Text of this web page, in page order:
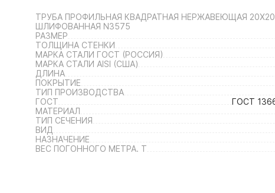
ТРУБА ПРОФИЛЬНАЯ КВАДРАТНАЯ НЕРЖАВЕЮЩАЯ
ШЛИФОВАННАЯ N3575
РАЗМЕР
ТОЛЩИНА СТЕНКИ
МАРКА СТАЛИ ГОСТ (РОССИЯ)
МАРКА СТАЛИ AISI (США)
ДЛИНА
ПОКРЫТИЕ
ТИП ПРОИЗВОДСТВА
ГОСТ
ГОСТ
МАТЕРИАЛ
ТИП СЕЧЕНИЯ
ВИД
НАЗНАЧЕНИЕ
ВЕС ПОГОННОГО МЕТРА. Т